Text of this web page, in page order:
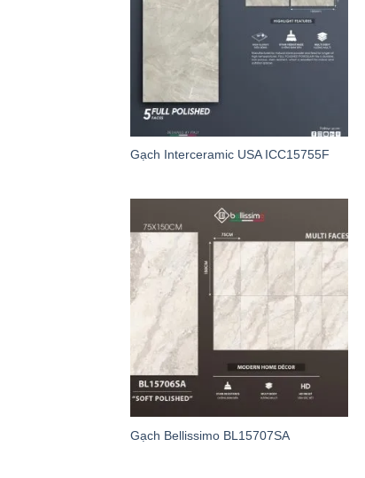
Gạch Interceramic USA ICC15755F
Gạch Bellissimo BL15707SA